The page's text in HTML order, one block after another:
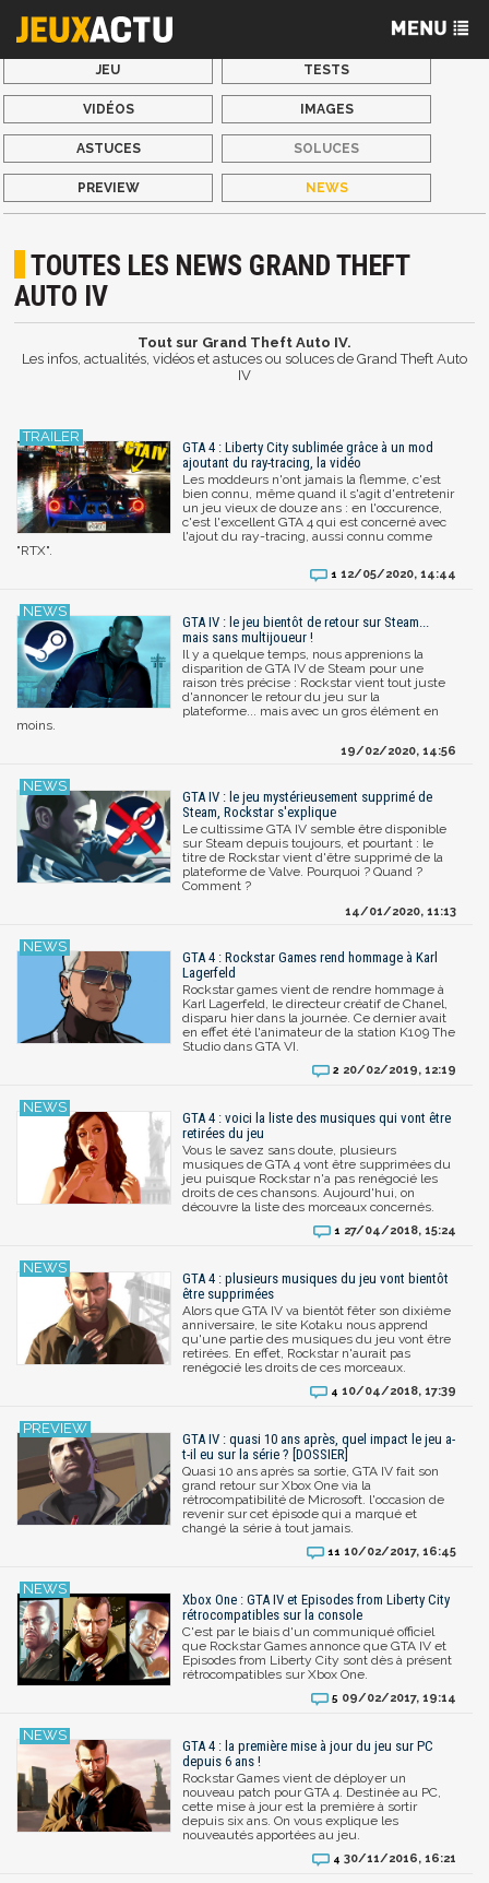
JEU TESTS
VIDÉOS IMAGES
ASTUCES SOLUCES
PREVIEW NEWS
TOUTES LES NEWS GRAND THEFT
AUTO IV
Tout sur Grand Theft Auto IV.
Les infos, actualités, vidéos et astuces ou soluces de Grand Theft Auto
IV
GTA 4 : Liberty City sublimée grâce à un mod
ajoutant du ray-tracing, la vidéo
Les moddeurs n'ont jamais la flemme, c'est
bien connu, même quand il s'agit d'entretenir
un jeu vieux de douze ans : en l'occurence,
c'est l'excellent GTA 4 qui est concerné avec
l'ajout du ray-tracing, aussi connu comme
"RTX".
1 12/05/2020, 14:44
GTA IV : le jeu bientôt de retour sur Steam...
mais sans multijoueur !
Il y a quelque temps, nous apprenions la
disparition de GTA IV de Steam pour une
raison très précise : Rockstar vient tout juste
d'annoncer le retour du jeu sur la
plateforme... mais avec un gros élément en
moins.
19/02/2020, 14:56
GTA IV : le jeu mystérieusement supprimé de
Steam, Rockstar s'explique
Le cultissime GTA IV semble être disponible
sur Steam depuis toujours, et pourtant : le
titre de Rockstar vient d'être supprimé de la
plateforme de Valve. Pourquoi ? Quand ?
Comment ?
14/01/2020, 11:13
GTA 4 : Rockstar Games rend hommage à Karl
Lagerfeld
Rockstar games vient de rendre hommage à
Karl Lagerfeld, le directeur créatif de Chanel,
disparu hier dans la journée. Ce dernier avait
en effet été l'animateur de la station K109 The
Studio dans GTA VI.
2 20/02/2019, 12:19
GTA 4 : voici la liste des musiques qui vont être
retirées du jeu
Vous le savez sans doute, plusieurs
musiques de GTA 4 vont être supprimées du
jeu puisque Rockstar n'a pas renégocié les
droits de ces chansons. Aujourd'hui, on
découvre la liste des morceaux concernés.
1 27/04/2018, 15:24
GTA 4 : plusieurs musiques du jeu vont bientôt
être supprimées
Alors que GTA IV va bientôt fêter son dixième
anniversaire, le site Kotaku nous apprend
qu'une partie des musiques du jeu vont être
retirées. En effet, Rockstar n'aurait pas
renégocié les droits de ces morceaux.
4 10/04/2018, 17:39
GTA IV : quasi 10 ans après, quel impact le jeu a-
t-il eu sur la série ? [DOSSIER]
Quasi 10 ans après sa sortie, GTA IV fait son
grand retour sur Xbox One via la
rétrocompatibilité de Microsoft. l'occasion de
revenir sur cet épisode qui a marqué et
changé la série à tout jamais.
11 10/02/2017, 16:45
Xbox One : GTA IV et Episodes from Liberty City
rétrocompatibles sur la console
C'est par le biais d'un communiqué officiel
que Rockstar Games annonce que GTA IV et
Episodes from Liberty City sont dès à présent
rétrocompatibles sur Xbox One.
5 09/02/2017, 19:14
GTA 4 : la première mise à jour du jeu sur PC
depuis 6 ans !
Rockstar Games vient de déployer un
nouveau patch pour GTA 4. Destinée au PC,
cette mise à jour est la première à sortir
depuis six ans. On vous explique les
nouveautés apportées au jeu.
4 30/11/2016, 16:21